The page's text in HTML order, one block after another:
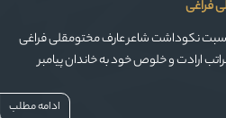
فراغی
نکوداشت شاعر عارف مختومقلی فراغی
ارادت و خلوص خود به خاندان پيامبر
ادامه مطلب